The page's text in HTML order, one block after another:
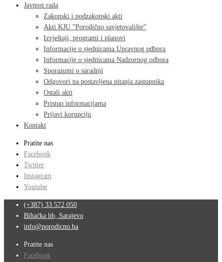
Javnost rada
Zakonski i podzakonski akti
Akti KJU ”Porodično savjetovalište”
Izvještaji, programi i planovi
Informacije o sjednicama Upravnog odbora
Informacije o sjednicama Nadzornog odbora
Sporazumi o saradnji
Odgovori na postavljena pitanja zastupnika
Ostali akti
Pristup informacijama
Prijavi korupciju
Kontakt
Pratite nas
Facebook
Twitter
Instagram
Youtube
(+387) 33 572 050
Bihaćka bb, Sarajevo
info@porodicno.ba
Pratite nas
Facebook